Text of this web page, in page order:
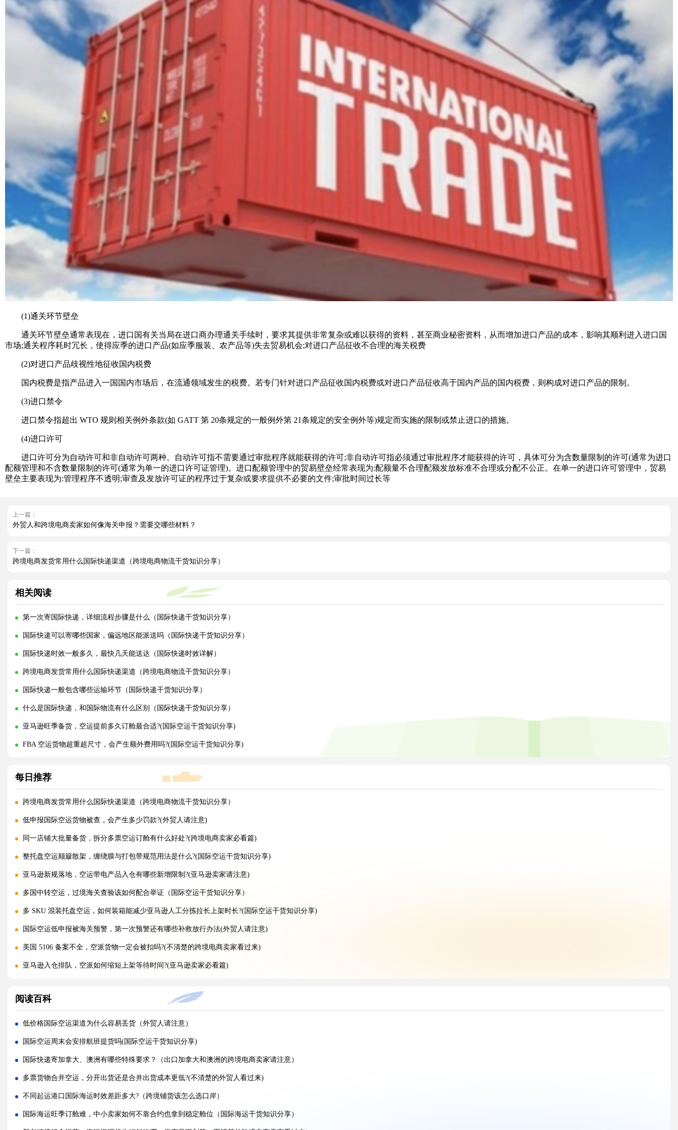
(1)通关环节壁垒
通关环节壁垒通常表现在，进口国有关当局在进口商办理通关手续时，要求其提供非常复杂或难以获得的资料，甚至商业秘密资料，从而增加进口产品的成本，影响其顺利进入进口国
市场;通关程序耗时冗长，使得应季的进口产品(如应季服装、农产品等)失去贸易机会;对进口产品征收不合理的海关税费
(2)对进口产品歧视性地征收国内税费
国内税费是指产品进入一国国内市场后，在流通领域发生的税费。若专门针对进口产品征收国内税费或对进口产品征收高于国内产品的国内税费，则构成对进口产品的限制。
(3)进口禁令
进口禁令指超出 WTO 规则相关例外条款(如 GATT 第 20条规定的一般例外第 21条规定的安全例外等)规定而实施的限制或禁止进口的措施。
(4)进口许可
进口许可分为自动许可和非自动许可两种。自动许可指不需要通过审批程序就能获得的许可;非自动许可指必须通过审批程序才能获得的许可，具体可分为含数量限制的许可(通常为进口
配额管理和不含数量限制的许可(通常为单一的进口许可证管理)。进口配额管理中的贸易壁垒经常表现为:配额量不合理配额发放标准不合理或分配不公正。在单一的进口许可管理中，贸易
壁垒主要表现为:管理程序不透明;审查及发放许可证的程序过于复杂或要求提供不必要的文件;审批时间过长等
上一篇：
外贸人和跨境电商卖家如何像海关申报？需要交哪些材料？
下一篇：
跨境电商发货常用什么国际快递渠道（跨境电商物流干货知识分享）
相关阅读
第一次寄国际快递，详细流程步骤是什么（国际快递干货知识分享）
国际快递可以寄哪些国家，偏远地区能派送吗（国际快递干货知识分享）
国际快递时效一般多久，最快几天能送达（国际快递时效详解）
跨境电商发货常用什么国际快递渠道（跨境电商物流干货知识分享）
国际快递一般包含哪些运输环节（国际快递干货知识分享）
什么是国际快递，和国际物流有什么区别（国际快递干货知识分享）
亚马逊旺季备货，空运提前多久订舱最合适?(国际空运干货知识分享)
FBA 空运货物超重超尺寸，会产生额外费用吗?(国际空运干货知识分享)
每日推荐
跨境电商发货常用什么国际快递渠道（跨境电商物流干货知识分享）
低申报国际空运货物被查，会产生多少罚款?(外贸人请注意)
同一店铺大批量备货，拆分多票空运订舱有什么好处?(跨境电商卖家必看篇)
整托盘空运颠簸散架，缠绕膜与打包带规范用法是什么?(国际空运干货知识分享)
亚马逊新规落地，空运带电产品入仓有哪些新增限制?(亚马逊卖家请注意)
多国中转空运，过境海关查验该如何配合举证（国际空运干货知识分享）
多 SKU 混装托盘空运，如何装箱能减少亚马逊人工分拣拉长上架时长?(国际空运干货知识分享)
国际空运低申报被海关预警，第一次预警还有哪些补救放行办法(外贸人请注意)
美国 5106 备案不全，空派货物一定会被扣吗?(不清楚的跨境电商卖家看过来)
亚马逊入仓排队，空派如何缩短上架等待时间?(亚马逊卖家必看篇)
凌晨落地的红眼航班空运，末端机场分拣会额外拉长多久派送时效?(不清楚的外贸人看过来)
国际空运附加费有哪些（燃油、安检、操作费一览）
国际空运运价经常波动（影响空运价格的核心因素）
深圳盐田、蛇口、南沙港口海运出货，码头操作流程有何差异?(国际海运干货知识分享)
超长超宽货物走海运，提前需要向船公司申请哪些特殊许可?(不清楚的外贸人看过来)
受潮货物海运集装箱如何防潮，哪些防潮方案性价比最高?(国际海运干货知识分享)
海运货物查验后，多久可以完成放行，货代可以加速处理吗?(国际海运干货知识分享)
阅读百科
低价格国际空运渠道为什么容易丢货（外贸人请注意）
国际空运周末会安排航班提货吗(国际空运干货知识分享)
国际快递寄加拿大、澳洲有哪些特殊要求？（出口加拿大和澳洲的跨境电商卖家请注意）
多票货物合并空运，分开出货还是合并出货成本更低?(不清楚的外贸人看过来)
不同起运港口国际海运时效差距多大?（跨境铺货该怎么选口岸）
国际海运旺季订舱难，中小卖家如何不靠合约也拿到稳定舱位（国际海运干货知识分享）